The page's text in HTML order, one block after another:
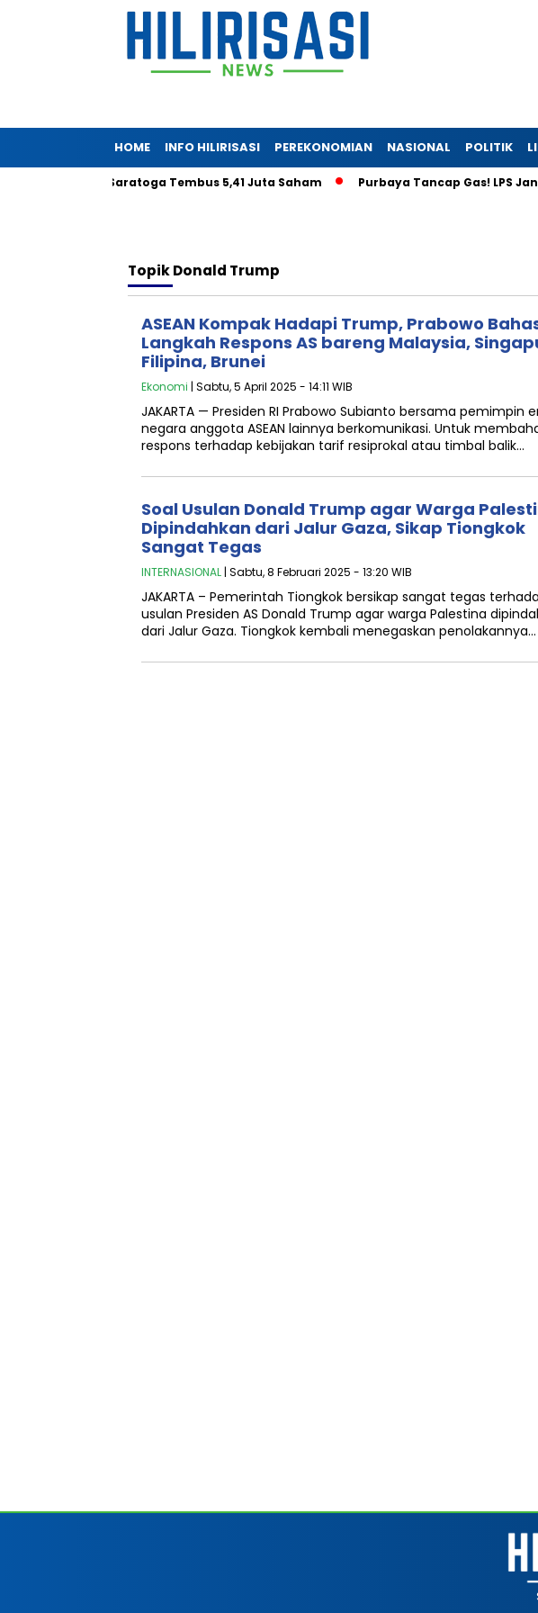
HOME INFO HILIRISASI PEREKONOMIAN NASIONAL POLITIK
di Saratoga Tembus 5,41 Juta Saham Purbaya Tancap Gas! LPS Janji
TopikDonald Trump
ASEAN Kompak Hadapi Trump, Prabowo
Langkah Respons AS bareng Malaysia,
Filipina, Brunei
Ekonomi | Sabtu, 5 April 2025 - 14:11 WIB
JAKARTA — Presiden RI Prabowo Subianto bersama pemimpin
negara anggota ASEAN lainnya berkomunikasi. Untuk
respons terhadap kebijakan tarif resiprokal atau timbal balik…
Soal Usulan Donald Trump agar Warga
Dipindahkan dari Jalur Gaza, Sikap Tiongkok
Sangat Tegas
INTERNASIONAL | Sabtu, 8 Februari 2025 - 13:20 WIB
JAKARTA – Pemerintah Tiongkok bersikap sangat tegas
usulan Presiden AS Donald Trump agar warga Palestina
dari Jalur Gaza. Tiongkok kembali menegaskan penolakannya…